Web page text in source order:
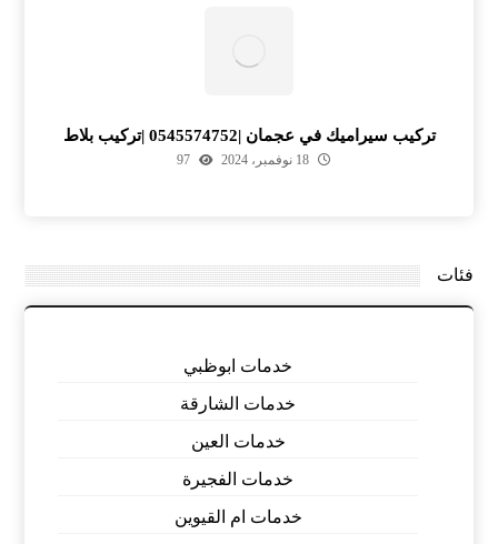
تركيب سيراميك في عجمان |0545574752 |تركيب بلاط
18 نوفمبر، 2024 97
فئات
خدمات ابوظبي
خدمات الشارقة
خدمات العين
خدمات الفجيرة
خدمات ام القيوين